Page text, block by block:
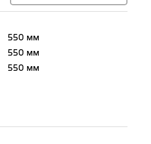
550 мм
550 мм
550 мм